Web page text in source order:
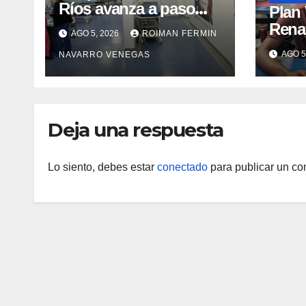
Ríos avanza a paso
firme en su
recuperación tras los
recientes eventos
sísmicos
AGO 5, 2026 ROIMAN FERMIN
NAVARRO VENEGAS
​Plan
AGO
Deja una respuesta
Lo siento, debes estar conectado para publicar un